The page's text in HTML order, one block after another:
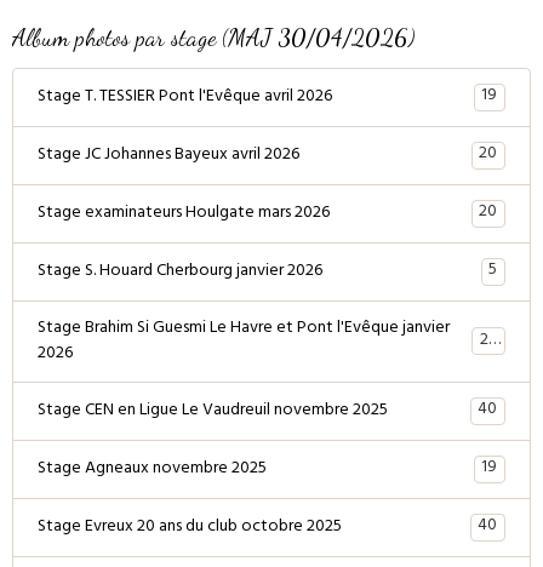
Album photos par stage (MAJ 30/04/2026)
Stage T. TESSIER Pont l'Evêque avril 2026
19
Stage JC Johannes Bayeux avril 2026
20
Stage examinateurs Houlgate mars 2026
20
Stage S. Houard Cherbourg janvier 2026
5
Stage Brahim Si Guesmi Le Havre et Pont l'Evêque janvier
2026 28
Stage CEN en Ligue Le Vaudreuil novembre 2025
40
Stage Agneaux novembre 2025
19
Stage Evreux 20 ans du club octobre 2025
40